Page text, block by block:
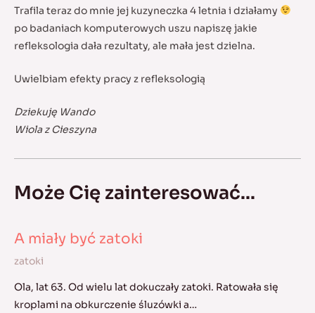
Trafila teraz do mnie jej kuzyneczka 4 letnia i działamy
po badaniach komputerowych uszu napiszę jakie
refleksologia dała rezultaty, ale mała jest dzielna.
Uwielbiam efekty pracy z refleksologią
Dziekuję Wando
Wiola z Cieszyna
Może Cię zainteresować...
A miały być zatoki
zatoki
Ola, lat 63. Od wielu lat dokuczały zatoki. Ratowała się
kroplami na obkurczenie śluzówki a…